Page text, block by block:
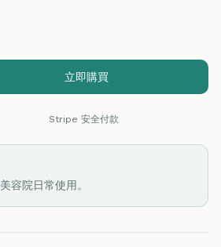
立即購買
Stripe 安全付款
容院日常使用。